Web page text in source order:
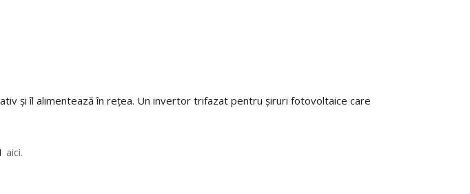
și îl alimentează în rețea. Un invertor trifazat pentru șiruri fotovoltaice care
aici.